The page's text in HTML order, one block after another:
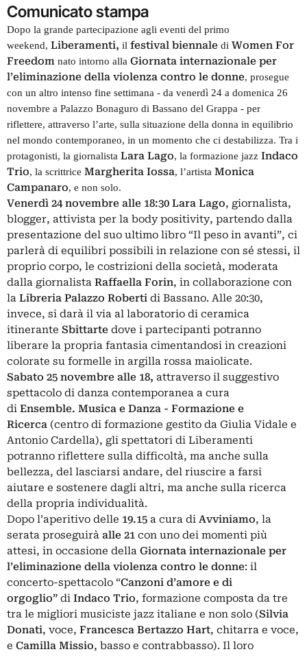
Comunicato stampa
Dopo la grande partecipazione agli eventi del primo
weekend, Liberamenti, il festival biennale di Women For
Freedom nato intorno alla Giornata internazionale per
l’eliminazione della violenza contro le donne, prosegue
con un altro intenso fine settimana - da venerdì 24 a domenica 26
novembre a Palazzo Bonaguro di Bassano del Grappa - per
riflettere, attraverso l’arte, sulla situazione della donna in equilibrio
nel mondo contemporaneo, in un momento che ci destabilizza. Tra i
protagonisti, la giornalista Lara Lago, la formazione jazz Indaco
Trio, la scrittrice Margherita Iossa, l’artista Monica
Campanaro, e non solo.
Venerdì 24 novembre alle 18:30 Lara Lago, giornalista,
blogger, attivista per la body positivity, partendo dalla
presentazione del suo ultimo libro “Il peso in avanti”, ci
parlerà di equilibri possibili in relazione con sé stessi, il
proprio corpo, le costrizioni della società, moderata
dalla giornalista Raffaella Forin, in collaborazione con
la Libreria Palazzo Roberti di Bassano. Alle 20:30,
invece, si darà il via al laboratorio di ceramica
itinerante Sbittarte dove i partecipanti potranno
liberare la propria fantasia cimentandosi in creazioni
colorate su formelle in argilla rossa maiolicate.
Sabato 25 novembre alle 18, attraverso il suggestivo
spettacolo di danza contemporanea a cura
di Ensemble. Musica e Danza - Formazione e
Ricerca (centro di formazione gestito da Giulia Vidale e
Antonio Cardella), gli spettatori di Liberamenti
potranno riflettere sulla difficoltà, ma anche sulla
bellezza, del lasciarsi andare, del riuscire a farsi
aiutare e sostenere dagli altri, ma anche sulla ricerca
della propria individualità.
Dopo l’aperitivo delle 19.15 a cura di Avviniamo, la
serata proseguirà alle 21 con uno dei momenti più
attesi, in occasione della Giornata internazionale per
l’eliminazione della violenza contro le donne: il
concerto-spettacolo “Canzoni d’amore e di
orgoglio” di Indaco Trio, formazione composta da tre
tra le migliori musiciste jazz italiane e non solo (Silvia
Donati, voce, Francesca Bertazzo Hart, chitarra e voce,
e Camilla Missio, basso e contrabbasso). Il loro